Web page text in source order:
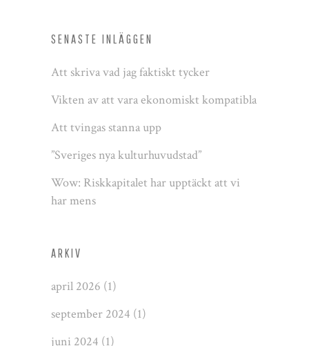
SENASTE INLÄGGEN
Att skriva vad jag faktiskt tycker
Vikten av att vara ekonomiskt kompatibla
Att tvingas stanna upp
”Sveriges nya kulturhuvudstad”
Wow: Riskkapitalet har upptäckt att vi
har mens
ARKIV
april 2026 (1)
september 2024 (1)
juni 2024 (1)